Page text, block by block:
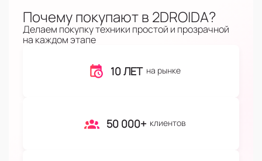
Почему покупают в 2DROIDA?
Делаем покупку техники простой и прозрачной
на каждом этапе
10 ЛЕТ на рынке
50 000+ клиентов